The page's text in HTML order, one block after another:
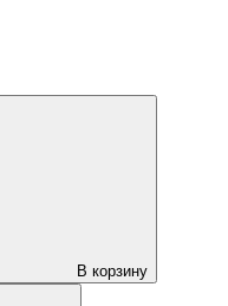
В корзину